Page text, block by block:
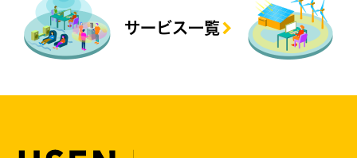
サービス一覧